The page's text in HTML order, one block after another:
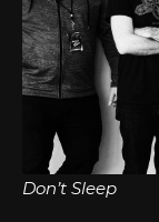
Don’t Sleep